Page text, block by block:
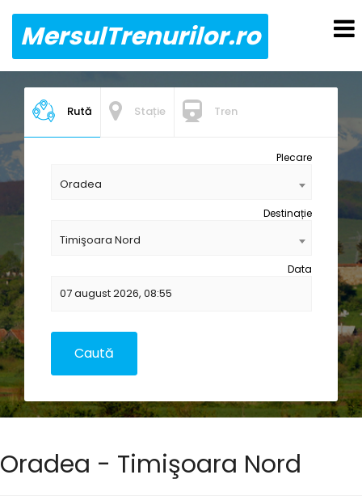
MersulTrenurilor.ro
Rută Stație Tren
Plecare
Oradea
Destinație
Timişoara Nord
Data
Oradea - Timişoara Nord